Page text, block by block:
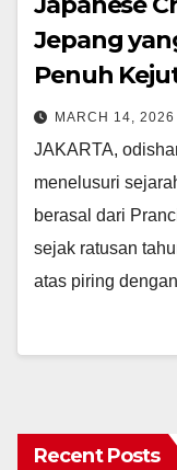
Jepang
Penuh
MARCH 14, 2026
JAKARTA,
menelusuri
berasal dari
sejak ratusan
atas piring
Recent Posts